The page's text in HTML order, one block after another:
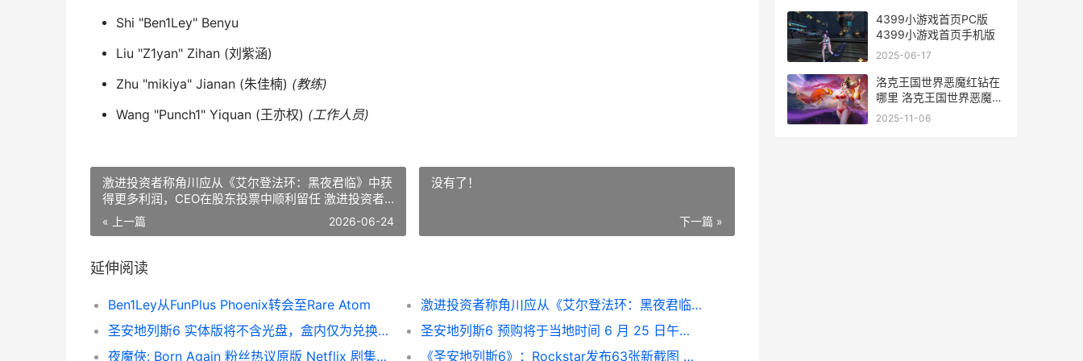
Shi "Ben1Ley" Benyu
Liu "Z1yan" Zihan (刘紫涵)
Zhu "mikiya" Jianan (朱佳楠) (教练)
Wang "Punch1" Yiquan (王亦权) (工作人员)
激进投资者称角川应从《艾尔登法环：黑夜君临》中获
得更多利润，CEO在股东投票中顺利留任 激进投资者
的投资策略
« 上一篇 2026-06-24
没有了！
下一篇 »
延伸阅读
Ben1Ley从FunPlus Phoenix转会至Rare Atom
激进投资者称角川应从《艾尔登法环：黑夜君临》中获得更多利润，CEO在股东投票中顺利留任 激进投资者的投资策略
圣安地列斯6 实体版将不含光盘，盒内仅为兑换码 圣安地列斯63
圣安地列斯6 预购将于当地时间 6 月 25 日午夜开启，终极版及预购奖励已确认 圣安地列斯任务6
夜魔俠: Born Again 粉丝热议原版 Netflix 剧集争议人物回归 夜魔侠电影
《圣安地列斯6》：Rockstar发布63张新截图 《圣安地列斯热咖啡》全集免费观看
4399小游戏首页PC版
4399小游戏首页手机版
2025-06-17
洛克王国世界恶魔红钻在
哪里 洛克王国世界恶魔叮
进化
2025-11-06